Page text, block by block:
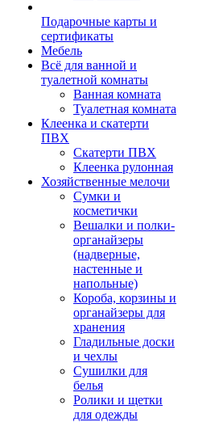
Подарочные карты и
сертификаты
Мебель
Всё для ванной и
туалетной комнаты
Ванная комната
Туалетная комната
Клеенка и скатерти
ПВХ
Скатерти ПВХ
Клеенка рулонная
Хозяйственные мелочи
Сумки и
косметички
Вешалки и полки-
органайзеры
(надверные,
настенные и
напольные)
Короба, корзины и
органайзеры для
хранения
Гладильные доски
и чехлы
Сушилки для
белья
Ролики и щетки
для одежды